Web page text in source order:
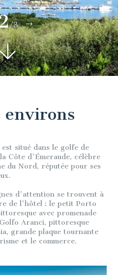
/3
environs
situé dans le golfe de
Côte d'Émeraude, célèbre
du Nord, réputée pour ses
d'attention se trouvent à
de l'hôtel : le petit Porto
avec promenade
Aranci, pittoresque
grande plaque tournante
et le commerce.